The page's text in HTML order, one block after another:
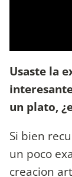
Usaste la
un plato,
Si bien
un poco
creacion